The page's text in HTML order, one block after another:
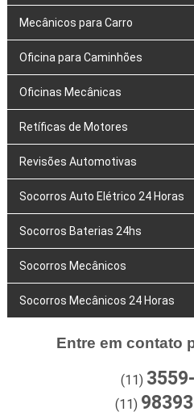
Mecânicos para Carro
Oficina para Caminhões
Oficinas Mecânicas
Retíficas de Motores
Revisões Automotivas
Socorros Auto Elétrico 24 Horas
Socorros Baterias 24hs
Socorros Mecânicos
Socorros Mecânicos 24 Horas
Entre em contato
(11)
(11)